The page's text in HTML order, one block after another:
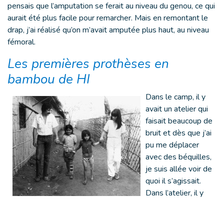
pensais que l’amputation se ferait au niveau du genou, ce qui
aurait été plus facile pour remarcher. Mais en remontant le
drap, j’ai réalisé qu’on m’avait amputée plus haut, au niveau
fémoral.
Les premières prothèses en
bambou de HI
Dans le camp, il y
avait un atelier qui
faisait beaucoup de
bruit et dès que j’ai
pu me déplacer
avec des béquilles,
je suis allée voir de
quoi il s’agissait.
Dans l’atelier, il y